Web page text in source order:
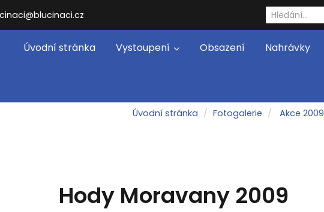
Úvodní stránka Vystoupení Obsazení Nahrávky
Úvodní stránka Fotogalerie Akce 2009
Hody Moravany 2009